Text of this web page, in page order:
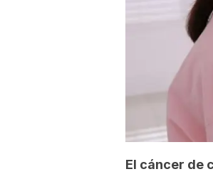
El cáncer de